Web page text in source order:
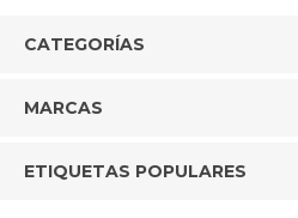
CATEGORÍAS
MARCAS
ETIQUETAS POPULARES